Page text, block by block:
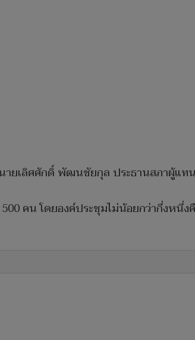
ยเลิศศักดิ์ พัฒนชัยกุล ประธานสภาผู้แท
คน โดยองค์ประชุมไม่น้อยกว่ากึ่งหนึ่ง